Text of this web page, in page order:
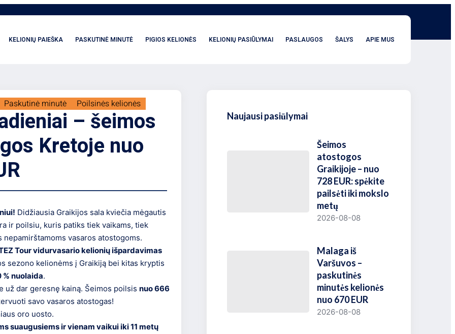
KELIONIŲ PAIEŠKA PASKUTINĖ MINUTĖ PIGIOS KELIONĖS KELIONIŲ PASIŪLYMAI PASLAUGOS ŠALYS APIE MUS
Paskutinė minutė Poilsinės kelionės
– šeimos
Kretoje nuo
Didžiausia Graikijos sala kviečia mėgautis
ir poilsiu, kuris patiks tiek vaikams, tiek
vasaros atostogoms.
Tour vidurvasario kelionių išpardavimas
sezono kelionėms į Graikiją bei kitas kryptis
% nuolaida.
už dar geresnę kainą. Šeimos poilsis nuo 666
savo vasaros atostogas!
oro uosto.
suaugusiems ir vienam vaikui iki 11 metų
Naujausi pasiūlymai
Šeimos
atostogos
Graikijoje – nuo
728 EUR: spėkite
pailsėti iki mokslo
metų
2026-08-08
Malaga iš
Varšuvos –
paskutinės
minutės kelionės
nuo 670 EUR
2026-08-08